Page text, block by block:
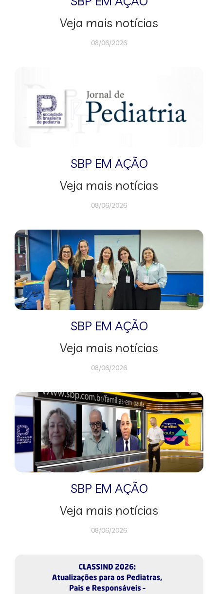
Veja mais notícias
08/06/2026
SBP EM AÇÃO
Veja mais notícias
08/06/2026
SBP EM AÇÃO
Veja mais notícias
08/06/2026
SBP EM AÇÃO
Veja mais notícias
08/06/2026